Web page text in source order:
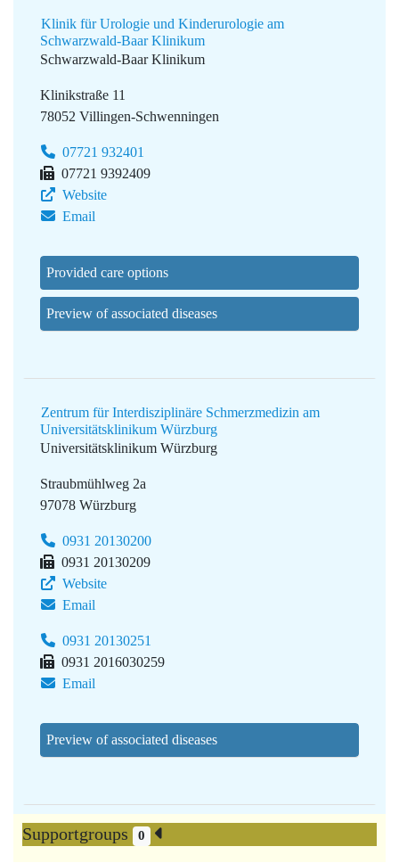
Klinik für Urologie und Kinderurologie am
Schwarzwald-Baar Klinikum
Schwarzwald-Baar Klinikum
Klinikstraße 11
78052 Villingen-Schwenningen
07721 932401
07721 9392409
Website
Email
Provided care options
Preview of associated diseases
Zentrum für Interdisziplinäre Schmerzmedizin am
Universitäts­klinikum Würzburg
Universitätsklinikum Würzburg
Straubmühlweg 2a
97078 Würzburg
0931 20130200
0931 20130209
Website
Email
0931 20130251
0931 2016030259
Email
Preview of associated diseases
Supportgroups 0